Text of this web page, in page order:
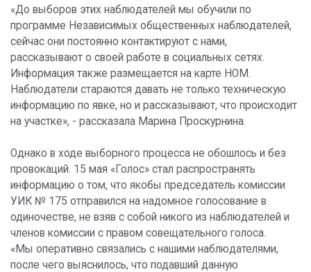
«До выборов этих наблюдателей мы обучили по
программе Независимых общественных наблюдателей,
сейчас они постоянно контактируют с нами,
рассказывают о своей работе в социальных сетях.
Информация также размещается на карте НОМ.
Наблюдатели стараются давать не только техническую
информацию по явке, но и рассказывают, что происходит
на участке», - рассказала Марина Проскурнина.
Однако в ходе выборного процесса не обошлось и без
провокаций. 15 мая «Голос» стал распространять
информацию о том, что якобы председатель комиссии
УИК № 175 отправился на надомное голосование в
одиночестве, не взяв с собой никого из наблюдателей и
членов комиссии с правом совещательного голоса.
«Мы оперативно связались с нашими наблюдателями,
после чего выяснилось, что подавший данную